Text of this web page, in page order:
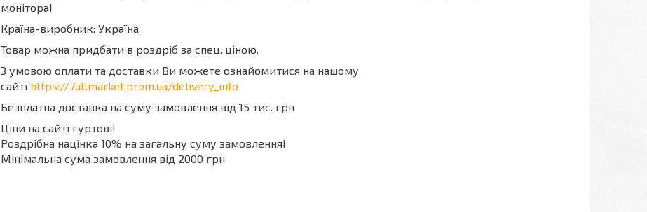
монітора!
Країна-виробник: Україна
Товар можна придбати в роздріб за спец. ціною.
З умовою оплати та доставки Ви можете ознайомитися на нашому
сайті https://7allmarket.prom.ua/delivery_info
Безплатна доставка на суму замовлення від 15 тис. грн
Ціни на сайті гуртові!
Роздрібна націнка 10% на загальну суму замовлення!
Мінімальна сума замовлення від 2000 грн.